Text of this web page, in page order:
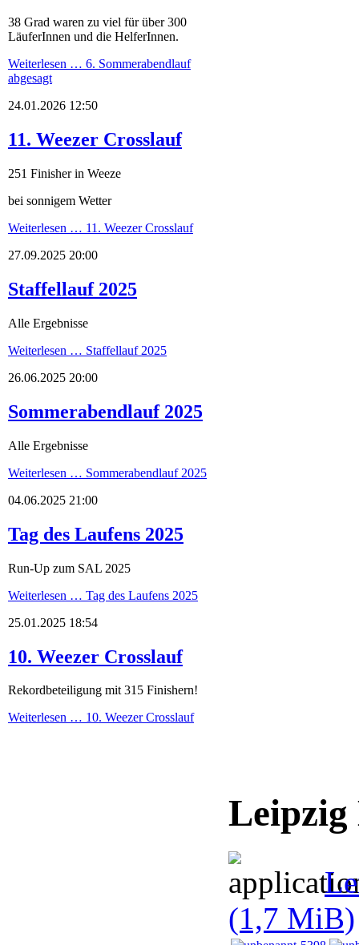
38 Grad waren zu viel für über 300
LäuferInnen und die HelferInnen.
Weiterlesen … 6. Sommerabendlauf
abgesagt
24.01.2026 12:50
11. Weezer Crosslauf
251 Finisher in Weeze
bei sonnigem Wetter
Weiterlesen … 11. Weezer Crosslauf
27.09.2025 20:00
Staffellauf 2025
Alle Ergebnisse
Weiterlesen … Staffellauf 2025
26.06.2025 20:00
Sommerabendlauf 2025
Alle Ergebnisse
Weiterlesen … Sommerabendlauf 2025
04.06.2025 21:00
Tag des Laufens 2025
Run-Up zum SAL 2025
Weiterlesen … Tag des Laufens 2025
25.01.2025 18:54
10. Weezer Crosslauf
Rekordbeteiligung mit 315 Finishern!
Weiterlesen … 10. Weezer Crosslauf
(1,7 MiB)